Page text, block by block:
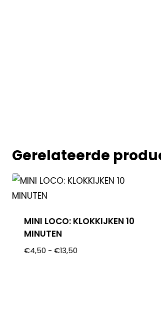
Gerelateerde
MINI LOCO: KLOKKIJKEN 10
MINUTEN
€4,50 - €13,50